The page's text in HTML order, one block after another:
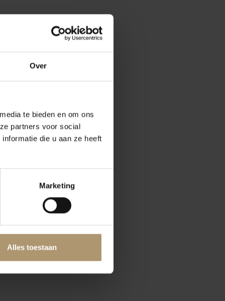
Over
te bieden en om ons
partners voor social
die u aan ze heeft
Marketing
Alles toestaan